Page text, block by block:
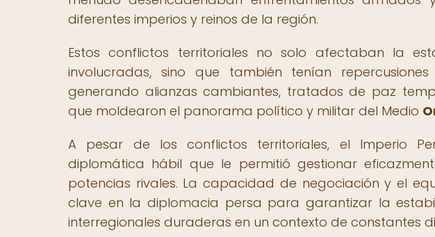
diferentes imperios y reinos de la región.
Estos conflictos territoriales no solo afectaban la
involucradas, sino que también tenían
generando alianzas cambiantes, tratados de paz
que moldearon el panorama político y militar del Medio
A pesar de los conflictos territoriales, el Imperio
diplomática hábil que le permitió gestionar
potencias rivales. La capacidad de negociación y el
clave en la diplomacia persa para garantizar la
interregionales duraderas en un contexto de constantes